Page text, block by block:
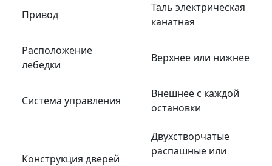
Привод
Таль электрическая
канатная
Расположение
лебедки
Верхнее или нижнее
Система управления
Внешнее с каждой
остановки
Конструкция дверей
Двухстворчатые
распашные или